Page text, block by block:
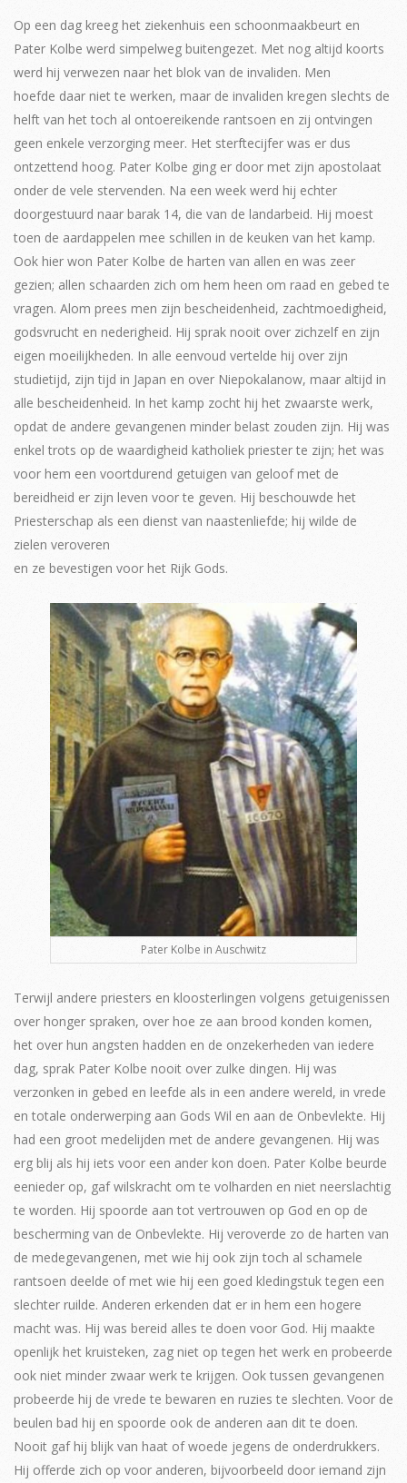
Op een dag kreeg het ziekenhuis een schoonmaakbeurt en
Pater Kolbe werd simpelweg buitengezet. Met nog altijd koorts
werd hij verwezen naar het blok van de invaliden. Men
hoefde daar niet te werken, maar de invaliden kregen slechts de
helft van het toch al ontoereikende rantsoen en zij ontvingen
geen enkele verzorging meer. Het sterftecijfer was er dus
ontzettend hoog. Pater Kolbe ging er door met zijn apostolaat
onder de vele stervenden. Na een week werd hij echter
doorgestuurd naar barak 14, die van de landarbeid. Hij moest
toen de aardappelen mee schillen in de keuken van het kamp.
Ook hier won Pater Kolbe de harten van allen en was zeer
gezien; allen schaarden zich om hem heen om raad en gebed te
vragen. Alom prees men zijn bescheidenheid, zachtmoedigheid,
godsvrucht en nederigheid. Hij sprak nooit over zichzelf en zijn
eigen moeilijkheden. In alle eenvoud vertelde hij over zijn
studietijd, zijn tijd in Japan en over Niepokalanow, maar altijd in
alle bescheidenheid. In het kamp zocht hij het zwaarste werk,
opdat de andere gevangenen minder belast zouden zijn. Hij was
enkel trots op de waardigheid katholiek priester te zijn; het was
voor hem een voortdurend getuigen van geloof met de
bereidheid er zijn leven voor te geven. Hij beschouwde het
Priesterschap als een dienst van naastenliefde; hij wilde de
zielen veroveren
en ze bevestigen voor het Rijk Gods.
Pater Kolbe in Auschwitz
Terwijl andere priesters en kloosterlingen volgens getuigenissen
over honger spraken, over hoe ze aan brood konden komen,
het over hun angsten hadden en de onzekerheden van iedere
dag, sprak Pater Kolbe nooit over zulke dingen. Hij was
verzonken in gebed en leefde als in een andere wereld, in vrede
en totale onderwerping aan Gods Wil en aan de Onbevlekte. Hij
had een groot medelijden met de andere gevangenen. Hij was
erg blij als hij iets voor een ander kon doen. Pater Kolbe beurde
eenieder op, gaf wilskracht om te volharden en niet neerslachtig
te worden. Hij spoorde aan tot vertrouwen op God en op de
bescherming van de Onbevlekte. Hij veroverde zo de harten van
de medegevangenen, met wie hij ook zijn toch al schamele
rantsoen deelde of met wie hij een goed kledingstuk tegen een
slechter ruilde. Anderen erkenden dat er in hem een hogere
macht was. Hij was bereid alles te doen voor God. Hij maakte
openlijk het kruisteken, zag niet op tegen het werk en probeerde
ook niet minder zwaar werk te krijgen. Ook tussen gevangenen
probeerde hij de vrede te bewaren en ruzies te slechten. Voor de
beulen bad hij en spoorde ook de anderen aan dit te doen.
Nooit gaf hij blijk van haat of woede jegens de onderdrukkers.
Hij offerde zich op voor anderen, bijvoorbeeld door iemand zijn